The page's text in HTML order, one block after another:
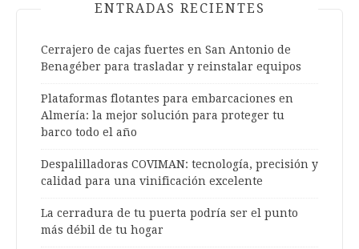
ENTRADAS RECIENTES
Cerrajero de cajas fuertes en San Antonio de
Benagéber para trasladar y reinstalar equipos
Plataformas flotantes para embarcaciones en
Almería: la mejor solución para proteger tu
barco todo el año
Despalilladoras COVIMAN: tecnología, precisión y
calidad para una vinificación excelente
La cerradura de tu puerta podría ser el punto
más débil de tu hogar